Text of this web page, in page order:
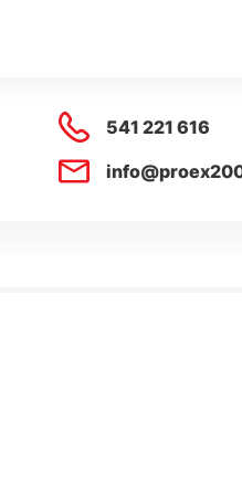
541 221 616